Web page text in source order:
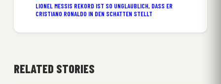
LIONEL MESSIS REKORD IST SO UNGLAUBLICH, DASS ER
CRISTIANO RONALDO IN DEN SCHATTEN STELLT
RELATED STORIES